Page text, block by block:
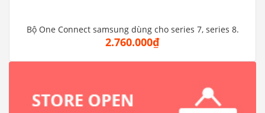
Bộ One Connect samsung dùng cho series 7, series 8.
2.760.000₫